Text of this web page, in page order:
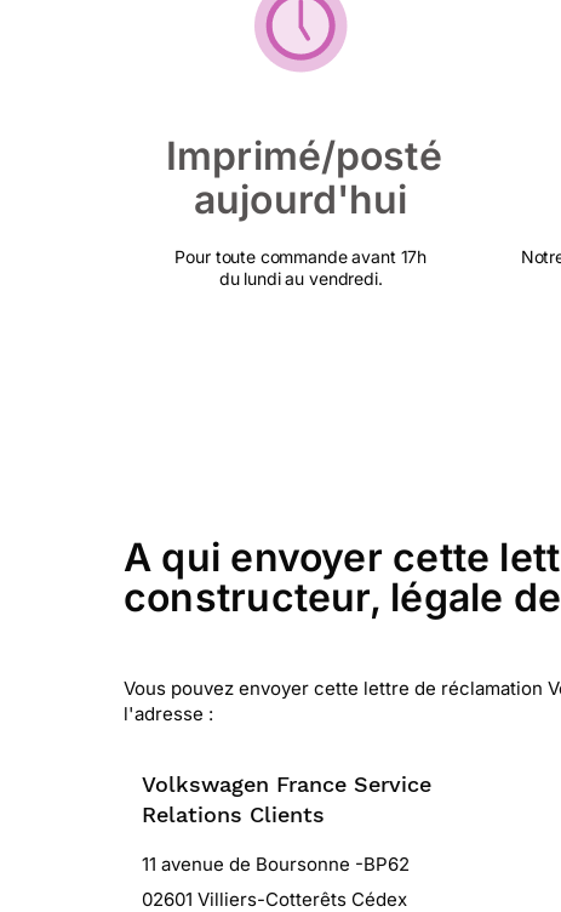
Imprimé/posté
aujourd'hui
Pour toute commande avant 17h
du lundi au vendredi.
A qui envoyer cette
constructeur, légale
Vous pouvez envoyer cette lettre de réclamation
l'adresse :
Volkswagen France Service
Relations Clients
11 avenue de Boursonne -BP62
02601 Villiers-Cotterêts Cédex